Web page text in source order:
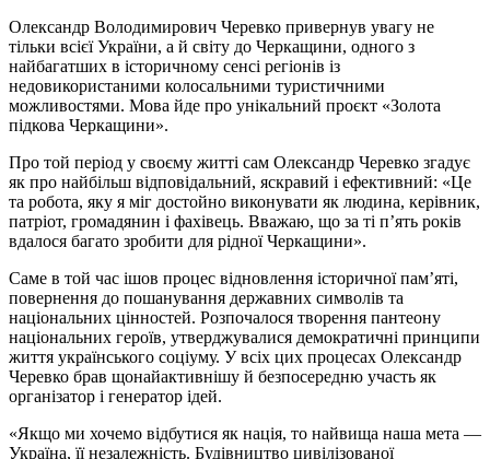
Олександр Володимирович Черевко привернув увагу не
тільки всієї України, а й світу до Черкащини, одного з
найбагатших в історичному сенсі регіонів із
недовикористаними колосальними туристичними
можливостями. Мова йде про унікальний проєкт «Золота
підкова Черкащини».
Про той період у своєму житті сам Олександр Черевко згадує
як про найбільш відповідальний, яскравий і ефективний: «Це
та робота, яку я міг достойно виконувати як людина, керівник,
патріот, громадянин і фахівець. Вважаю, що за ті п’ять років
вдалося багато зробити для рідної Черкащини».
Саме в той час ішов процес відновлення історичної пам’яті,
повернення до пошанування державних символів та
національних цінностей. Розпочалося творення пантеону
національних героїв, утверджувалися демократичні принципи
життя українського соціуму. У всіх цих процесах Олександр
Черевко брав щонайактивнішу й безпосередню участь як
організатор і генератор ідей.
«Якщо ми хочемо відбутися як нація, то найвища наша мета —
Україна, її незалежність. Будівництво цивілізованої